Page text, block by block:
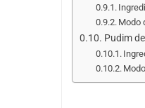
Modo
Pudim